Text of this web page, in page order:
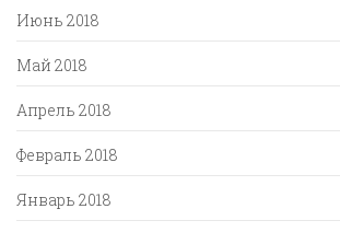
Июнь 2018
Май 2018
Апрель 2018
Февраль 2018
Январь 2018